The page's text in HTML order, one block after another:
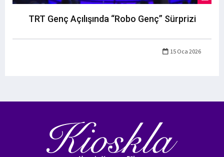
TRT Genç Açılışında “Robo Genç” Sürprizi
15 Oca 2026